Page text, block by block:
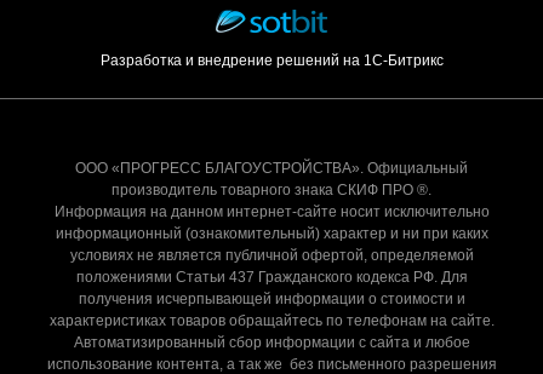
Разработка и внедрение решений на 1С-Битрикс
ООО «ПРОГРЕСС БЛАГОУСТРОЙСТВА». Официальный
производитель товарного знака СКИФ ПРО ®.
Информация на данном интернет-сайте носит исключительно
информационный (ознакомительный) характер и ни при каких
условиях не является публичной офертой, определяемой
положениями Статьи 437 Гражданского кодекса РФ. Для
получения исчерпывающей информации о стоимости и
характеристиках товаров обращайтесь по телефонам на сайте.
Автоматизированный сбор информации с сайта и любое
использование контента, а так же без письменного разрешения